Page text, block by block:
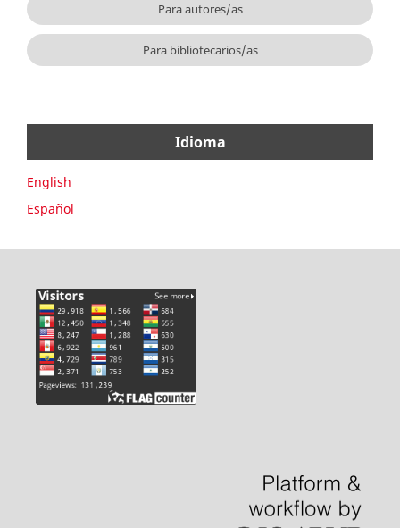
Para autores/as
Para bibliotecarios/as
Idioma
English
Español